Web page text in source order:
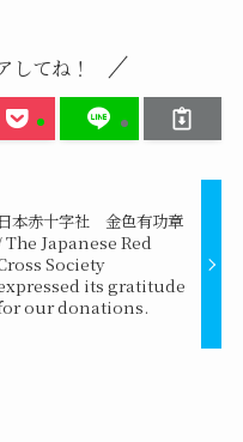
してね！
日本赤十字社 金色有功章
The Japanese Red
Society
its gratitude
our donations.